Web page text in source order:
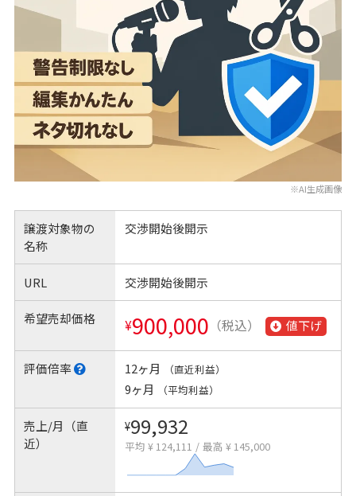
※AI生成画像
譲渡対象物の
名称
交渉開始後開示
URL 交渉開始後開示
希望売却価格 ¥900,000 （税込） 値下げ
評価倍率 12ヶ月 （直近利益）
9ヶ月 （平均利益）
売上/月（直
近）
¥99,932
平均 ¥ 124,111 / 最高 ¥ 145,000